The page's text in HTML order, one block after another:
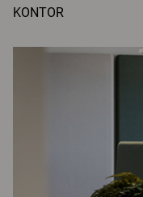
KONTOR